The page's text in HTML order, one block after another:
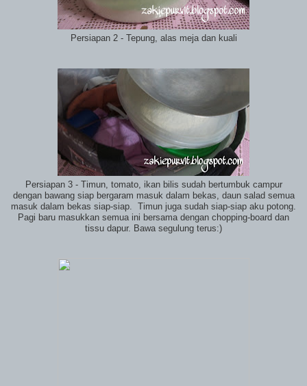
Persiapan 2 - Tepung, alas meja dan kuali
Persiapan 3 - Timun, tomato, ikan bilis sudah bertumbuk campur
dengan bawang siap bergaram masuk dalam bekas, daun salad semua
masuk dalam bekas siap-siap. Timun juga sudah siap-siap aku potong.
Pagi baru masukkan semua ini bersama dengan chopping-board dan
tissu dapur. Bawa segulung terus:)